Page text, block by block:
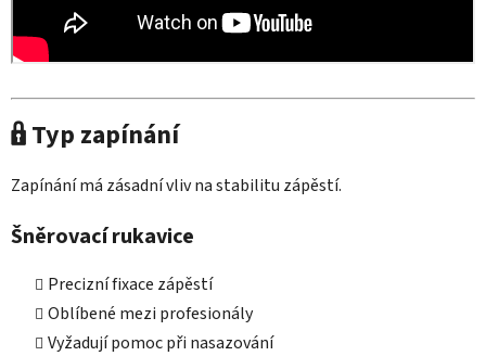
🔒 Typ zapínání
Zapínání má zásadní vliv na stabilitu zápěstí.
Šněrovací rukavice
Precizní fixace zápěstí
Oblíbené mezi profesionály
Vyžadují pomoc při nasazování